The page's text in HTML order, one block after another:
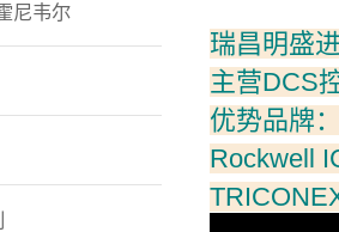
尼韦尔
瑞昌明盛
主营DCS
优势品牌
Rockwell